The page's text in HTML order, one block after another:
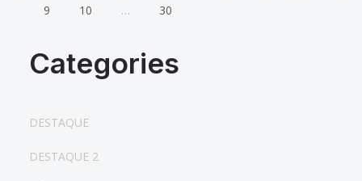
9
10 … 30
Categories
DESTAQUE
DESTAQUE 2